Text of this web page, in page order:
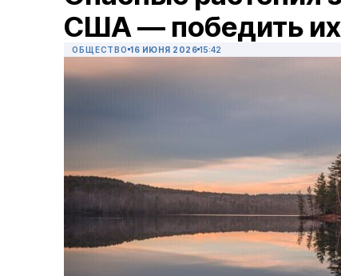
США — победить
ОБЩЕСТВО 16 ИЮНЯ 2026 15:42